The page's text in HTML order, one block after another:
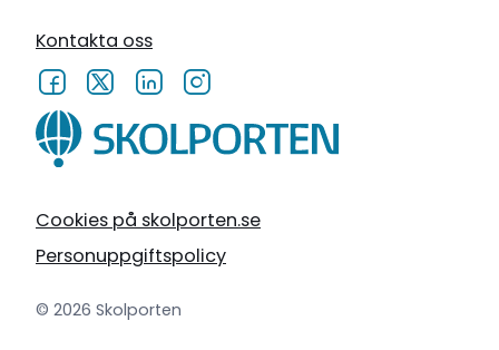
Cookies på skolporten.se
Personuppgiftspolicy
© 2026 Skolporten
Kontakta oss